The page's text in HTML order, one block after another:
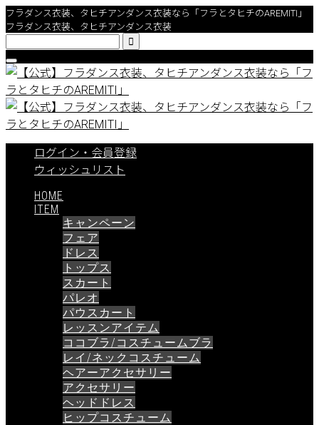
フラダンス衣装、タヒチアンダンス衣装なら「フラとタヒチのAREMITI」
フラダンス衣装、タヒチアンダンス衣装

ログイン・会員登録
ウィッシュリスト
HOME
ITEM
キャンペーン
フェア
ドレス
トップス
スカート
パレオ
パウスカート
レッスンアイテム
ココブラ/コスチュームブラ
レイ/ネックコスチューム
ヘアーアクセサリー
アクセサリー
ヘッドドレス
ヒップコスチューム